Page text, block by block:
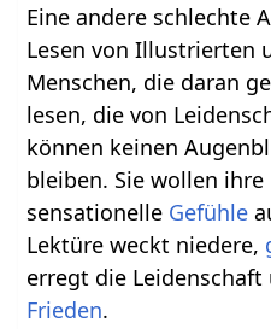
Eine andere schlechte
Lesen von Illustrierten
Menschen, die daran
lesen, die von
können keinen
bleiben. Sie wollen ihre
sensationelle Gefühle
Lektüre weckt niedere,
erregt die
Frieden.